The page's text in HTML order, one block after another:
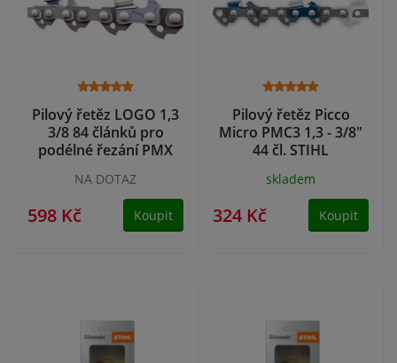
Pilový řetěz LOGO 1,3
3/8 84 článků pro
podélné řezání PMX
NA DOTAZ
598 Kč Koupit
Pilový řetěz Picco
Micro PMC3 1,3 - 3/8"
44 čl. STIHL
skladem
324 Kč Koupit